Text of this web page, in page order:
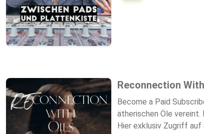
durch „Standschäden“
Reconnection
Become a Paid
ätherischen Öle vereint.
Hier exklusiv Zugriff